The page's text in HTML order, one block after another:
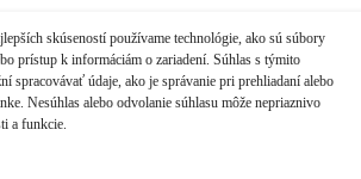
skúseností používame technológie, ako sú súbory
prístup k informáciám o zariadení. Súhlas s týmito
spracovávať údaje, ako je správanie pri prehliadaní alebo
Nesúhlas alebo odvolanie súhlasu môže nepriaznivo
a funkcie.